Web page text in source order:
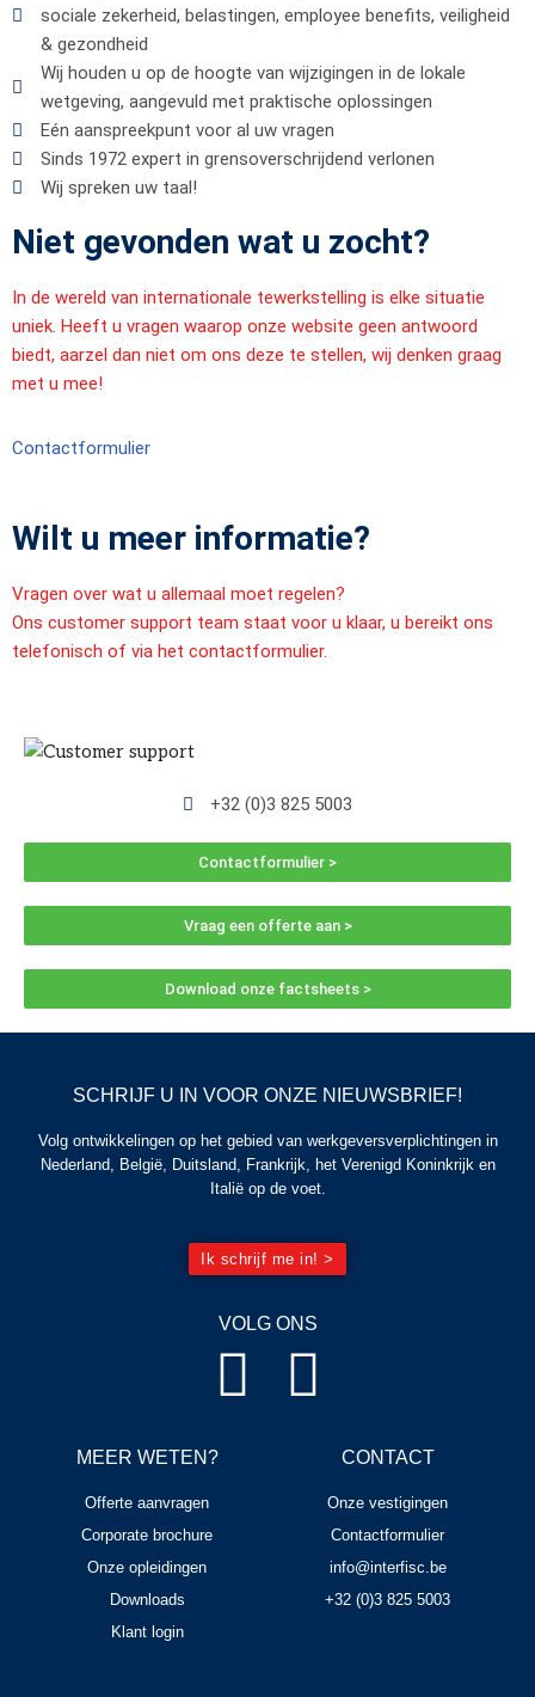
sociale zekerheid, belastingen, employee benefits, veiligheid
& gezondheid
Wij houden u op de hoogte van wijzigingen in de lokale
wetgeving, aangevuld met praktische oplossingen
Eén aanspreekpunt voor al uw vragen
Sinds 1972 expert in grensoverschrijdend verlonen
Wij spreken uw taal!
Wilt u meer informatie?
Vragen over wat u allemaal moet regelen?
Ons customer support team staat voor u klaar, u bereikt ons
telefonisch of via het contactformulier.
+32 (0)3 825 5003
Contactformulier >
Vraag een offerte aan >
Download onze factsheets >
Niet gevonden wat u zocht?
In de wereld van internationale tewerkstelling is elke situatie
uniek. Heeft u vragen waarop onze website geen antwoord
biedt, aarzel dan niet om ons deze te stellen, wij denken graag
met u mee!
Contactformulier
CONTACT
Onze vestigingen
Contactformulier
info@interfisc.be
+32 (0)3 825 5003
MEER WETEN?
Offerte aanvragen
Corporate brochure
Onze opleidingen
Downloads
Klant login
VOLG ONS
SCHRIJF U IN VOOR ONZE NIEUWSBRIEF!
Volg ontwikkelingen op het gebied van werkgeversverplichtingen in
Nederland, België, Duitsland, Frankrijk, het Verenigd Koninkrijk en
Italië op de voet.
Ik schrijf me in! >